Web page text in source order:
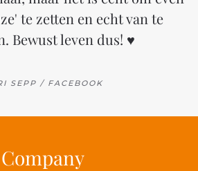
te zetten en echt van te
Bewust leven dus! ♥
SEPP / FACEBOOK